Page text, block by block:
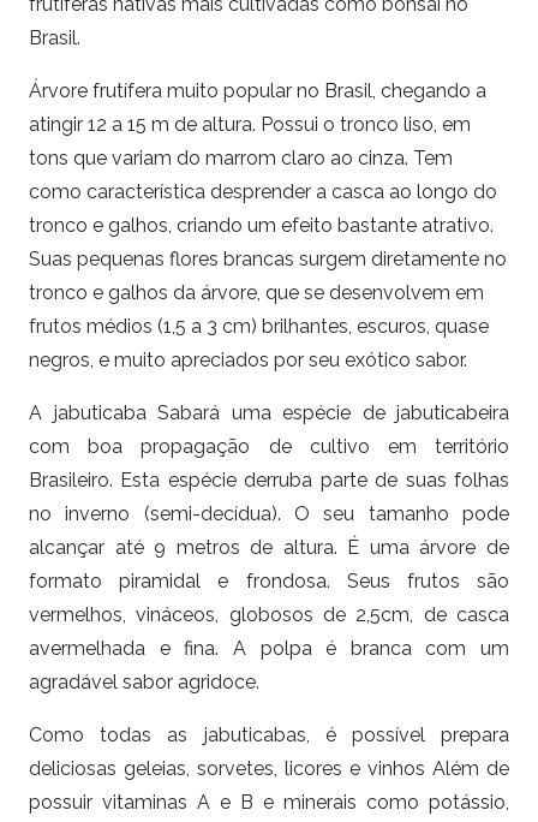
Brasil.
Árvore frutífera muito popular no Brasil, chegando a
atingir 12 a 15 m de altura. Possui o tronco liso, em
tons que variam do marrom claro ao cinza. Tem
como característica desprender a casca ao longo do
tronco e galhos, criando um efeito bastante atrativo.
Suas pequenas flores brancas surgem diretamente no
tronco e galhos da árvore, que se desenvolvem em
frutos médios (1,5 a 3 cm) brilhantes, escuros, quase
negros, e muito apreciados por seu exótico sabor.
A jabuticaba Sabará uma espécie de jabuticabeira
com boa propagação de cultivo em território
Brasileiro. Esta espécie derruba parte de suas folhas
no inverno (semi-decídua). O seu tamanho pode
alcançar até 9 metros de altura. É uma árvore de
formato piramidal e frondosa. Seus frutos são
vermelhos, vináceos, globosos de 2,5cm, de casca
avermelhada e fina. A polpa é branca com um
agradável sabor agridoce.
Como todas as jabuticabas, é possível prepara
deliciosas geleias, sorvetes, licores e vinhos Além de
possuir vitaminas A e B e minerais como potássio,